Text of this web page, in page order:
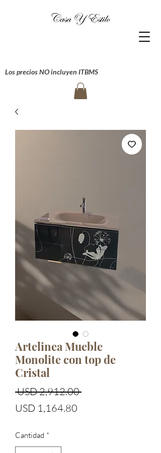
Los precios NO incluyen ITBMS
Artelinea Mueble
Monolite con top de
Cristal
USD 2,912.00 Precio
USD 1,164.80
Cantidad *